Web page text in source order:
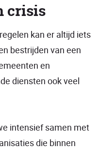
crisis
kan er altijd iets
bestrijden van een
en
diensten ook veel
intensief samen met
die binnen